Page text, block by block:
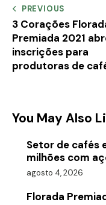
PREVIOUS
3 Corações
Premiada 2021
inscrições para
produtoras de
You May Also
Setor de cafés
milhões com
agosto 4, 2026
Florada